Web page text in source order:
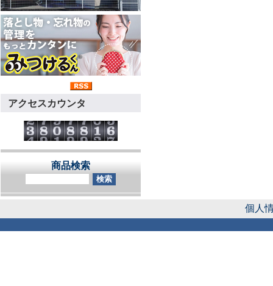
アクセスカウンタ
商品検索
個人